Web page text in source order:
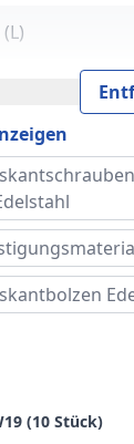
Kopfes
Norm
(e)
(10 Stück)